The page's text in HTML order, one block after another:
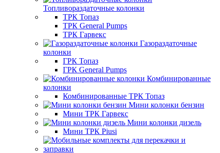
Топливораздаточные колонки
ТРК Топаз
ТРК General Pumps
ТРК Гарвекс
Газораздаточные
колонки
ГРК Топаз
ГРК General Pumps
Комбинированные
колонки
Комбинированные ТРК Топаз
Мини колонки бензин
Мини ТРК Гарвекс
Мини колонки дизель
Мини ТРК Piusi